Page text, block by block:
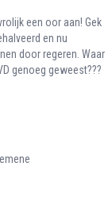
een oor aan! Gek
en nu
door regeren. Waar
genoeg geweest???